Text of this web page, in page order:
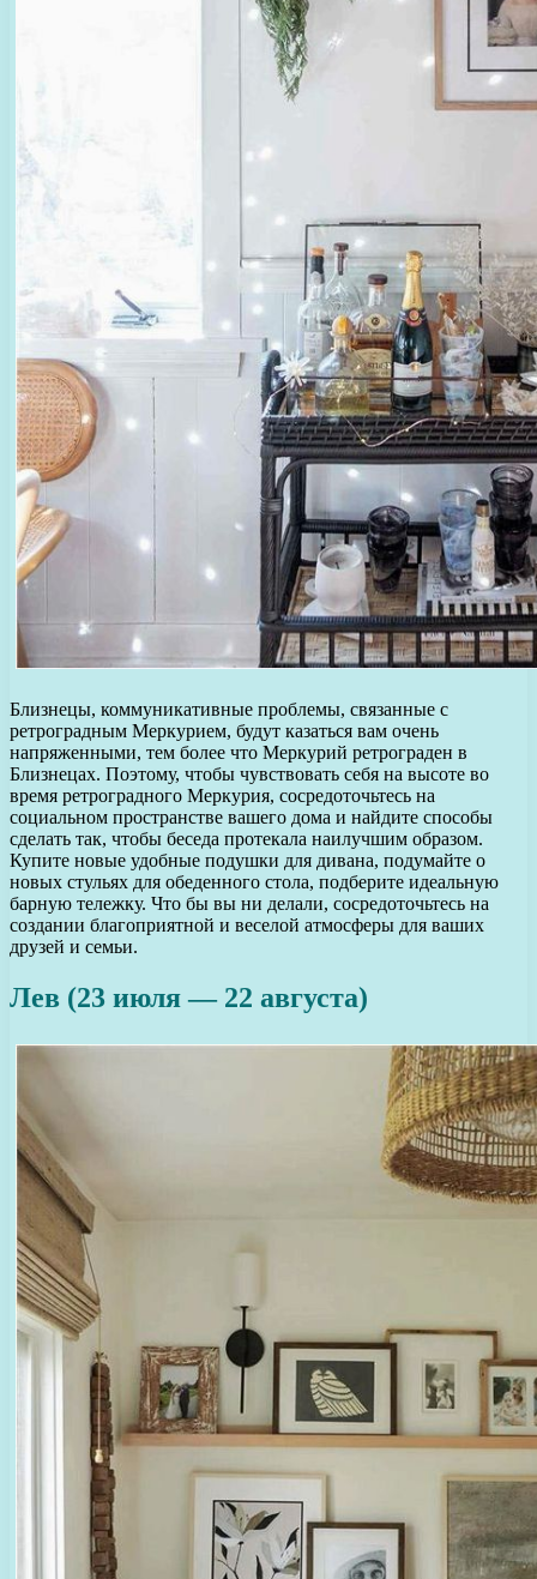
Близнецы, коммуникативные проблемы, связанные с
ретроградным Меркурием, будут казаться вам очень
напряженными, тем более что Меркурий ретрограден в
Близнецах. Поэтому, чтобы чувствовать себя на высоте во
время ретроградного Меркурия, сосредоточьтесь на
социальном пространстве вашего дома и найдите способы
сделать так, чтобы беседа протекала наилучшим образом.
Купите новые удобные подушки для дивана, подумайте о
новых стульях для обеденного стола, подберите идеальную
барную тележку. Что бы вы ни делали, сосредоточьтесь на
создании благоприятной и веселой атмосферы для ваших
друзей и семьи.
Лев (23 июля — 22 августа)